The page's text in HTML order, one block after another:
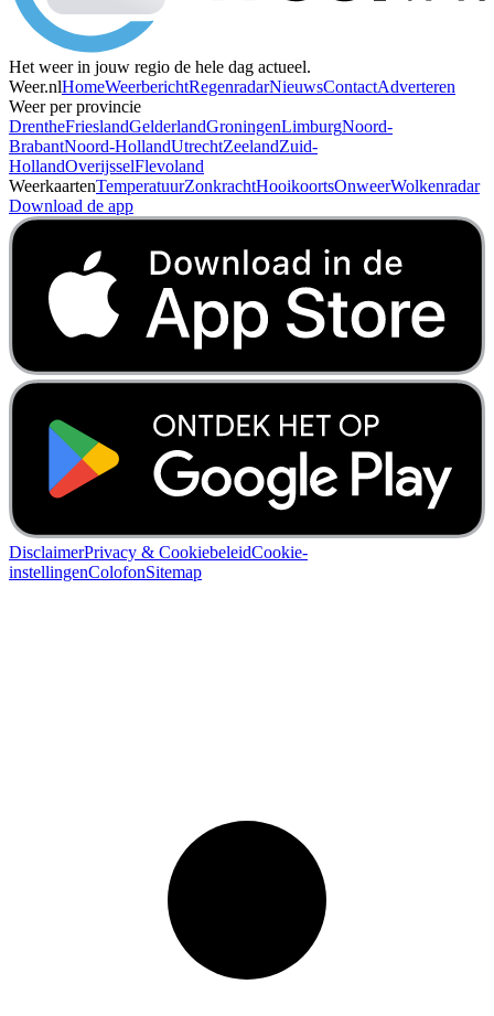
Het weer in jouw regio de hele dag actueel.
Weer.nlHomeWeerberichtRegenradarNieuwsContactAdverteren
Weer per provincie
DrentheFrieslandGelderlandGroningenLimburgNoord-
BrabantNoord-HollandUtrechtZeelandZuid-
HollandOverijsselFlevoland
WeerkaartenTemperatuurZonkrachtHooikoortsOnweerWolkenradar
Download de app
DisclaimerPrivacy & CookiebeleidCookie-
instellingenColofonSitemap